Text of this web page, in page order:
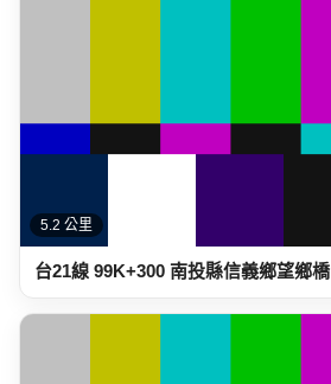
5.2 公里
台21線 99K+300 南投縣信義鄉望鄉橋